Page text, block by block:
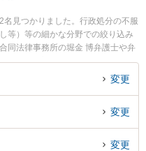
見つかりました。行政処分の不服
等）等の細かな分野での絞り込み
同法律事務所の堀金 博弁護士や弁
護士のプロフィール情報や弁護士
市で土日や夜間に発生した行政事
どでお困りの相談者さんにおすす
変更
変更
変更